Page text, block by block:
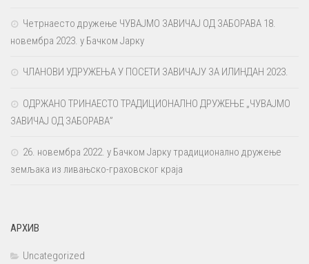
Четрнаесто дружење ЧУВАЈМО ЗАВИЧАЈ ОД ЗАБОРАВА 18.
новембра 2023. у Бачком Јарку
ЧЛАНОВИ УДРУЖЕЊА У ПОСЕТИ ЗАВИЧАЈУ ЗА ИЛИНДАН 2023.
ОДРЖАНО ТРИНАЕСТО ТРАДИЦИОНАЛНО ДРУЖЕЊЕ „ЧУВАЈМО
ЗАВИЧАЈ ОД ЗАБОРАВА”
26. новембра 2022. у Бачком Јарку традиционално дружење
земљака из ливањско-граховског краја
АРХИВ
Uncategorized